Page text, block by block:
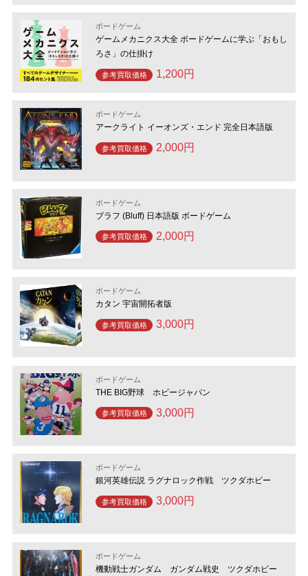
ボードゲーム
ゲームメカニクス大全 ボードゲームに学ぶ「おもし
ろさ」の仕掛け
参考買取価格 1,200円
ボードゲーム
アークライト イーオンズ・エンド 完全日本語版
参考買取価格 2,000円
ボードゲーム
ブラフ (Bluff) 日本語版 ボードゲーム
参考買取価格 2,000円
ボードゲーム
カタン 宇宙開拓者版
参考買取価格 3,000円
ボードゲーム
THE BIG野球 ホビージャパン
参考買取価格 3,000円
ボードゲーム
銀河英雄伝説 ラグナロック作戦 ツクダホビー
参考買取価格 3,000円
ボードゲーム
機動戦士ガンダム ガンダム戦史 ツクダホビー